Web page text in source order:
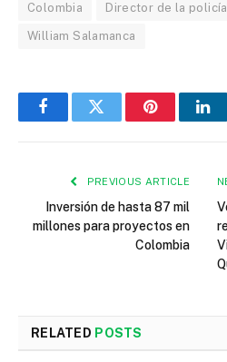
Colombia Director de la policía
William Salamanca
FacebookTwitter Pinterest
PREVIOUS ARTICLE
Inversión de hasta 87 mil
millones para proyectos en
Colombia
RELATED POSTS